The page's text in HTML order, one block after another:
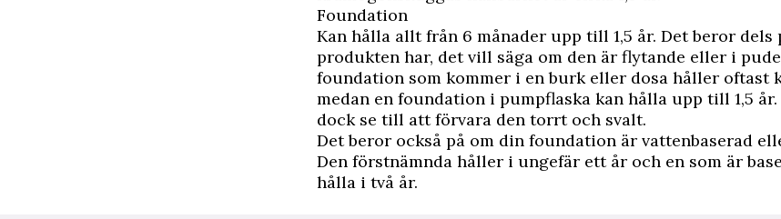
Foundation
Kan hålla allt från 6 månader upp till 1,5 år. Det beror dels
produkten har, det vill säga om den är flytande eller i
foundation som kommer i en burk eller dosa håller oftast
medan en foundation i pumpflaska kan hålla upp till 1,5 år.
dock se till att förvara den torrt och svalt.
Det beror också på om din foundation är vattenbaserad
Den förstnämnda håller i ungefär ett år och en som är
hålla i två år.